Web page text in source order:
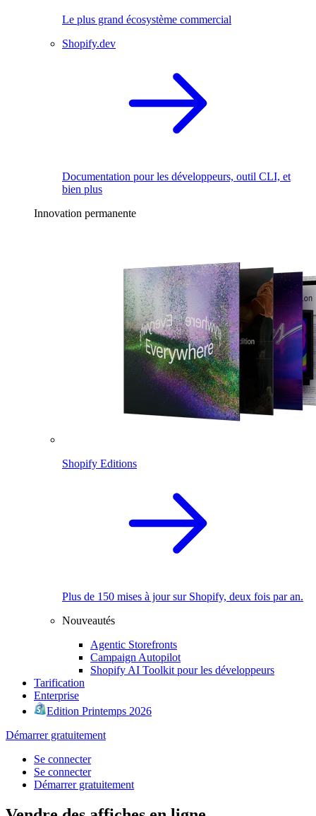
Le plus grand écosystème commercial
Shopify.dev
Documentation pour les développeurs, outil CLI, et
bien plus
Innovation permanente
Shopify Editions
Plus de 150 mises à jour sur Shopify, deux fois par an.
Nouveautés
Agentic Storefronts
Campaign Autopilot
Shopify AI Toolkit pour les développeurs
Tarification
Enterprise
Edition Printemps 2026
Démarrer gratuitement
Se connecter
Se connecter
Démarrer gratuitement